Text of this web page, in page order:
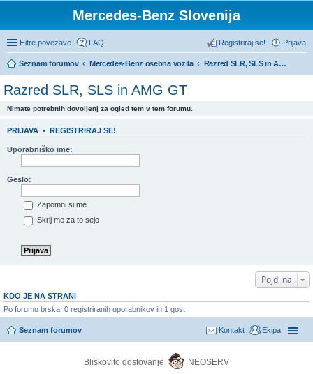
Mercedes-Benz Slovenija
Hitre povezave FAQ Prijava
Registriraj se!
Seznam forumov Mercedes-Benz osebna vozila Razred SLR, SLS in AMG GT
Razred SLR, SLS in AMG GT
Nimate potrebnih dovoljenj za ogled tem v tem forumu.
PRIJAVA • REGISTRIRAJ SE!
Uporabniško ime:
Geslo:
Zapomni si me
Skrij me za to sejo
Pojdi na
KDO JE NA STRANI
Po forumu brska: 0 registriranih uporabnikov in 1 gost
Seznam forumov Ekipa
Kontakt
Bliskovito gostovanje NEOSERV